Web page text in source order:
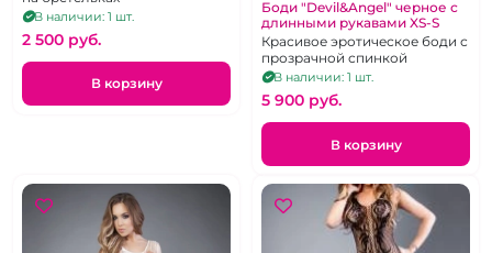
В наличии: 1 шт.
2 500 pуб.
В корзину
Боди "Devil&Angel" черное с
длинными рукавами XS-S
Красивое эротическое боди с
прозрачной спинкой
В наличии: 1 шт.
5 900 pуб.
В корзину